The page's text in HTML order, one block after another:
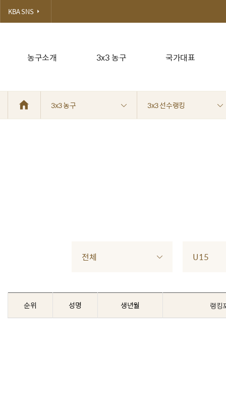
농구소개 3x3 농구 국가대표
KBA SNS
3x3 농구 3x3 선수랭킹
전체 U15
순위 성명 생년월 랭킹